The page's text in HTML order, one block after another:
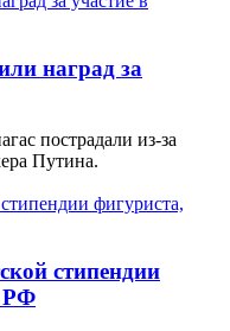
наград за
пострадали из-за
Путина.
стипендии
РФ